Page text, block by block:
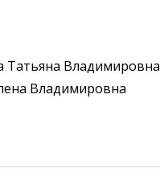
Татьяна Владимировна
Владимировна